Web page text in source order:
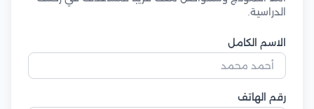
الدراسية.
الاسم الكامل
رقم الهاتف